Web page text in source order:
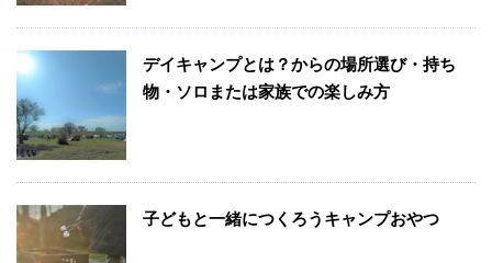
デイキャンプとは？からの場所選び・持ち
物・ソロまたは家族での楽しみ方
子どもと一緒につくろうキャンプおやつ